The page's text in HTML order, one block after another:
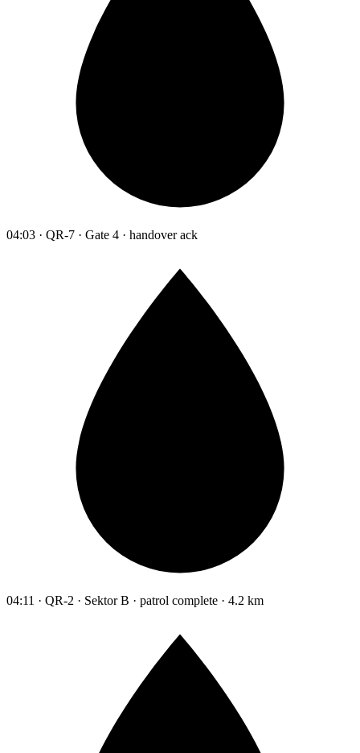
04:03 · QR-7 · Gate 4 · handover ack
04:11 · QR-2 · Sektor B · patrol complete · 4.2 km